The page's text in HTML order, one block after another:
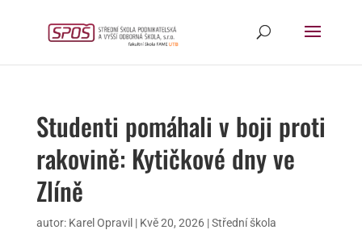
Studenti pomáhali v boji proti
rakovině: Kytičkové dny ve
Zlíně
autor: Karel Opravil | Kvě 20, 2026|Střední škola